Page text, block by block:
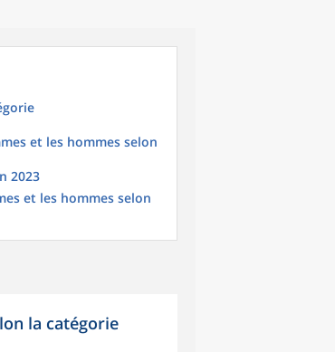
et les hommes selon
2023
et les hommes selon
la catégorie